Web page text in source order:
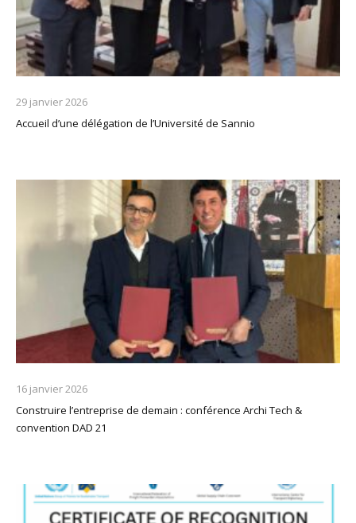
29 janvier 2026
Accueil d’une délégation de l’Université de Sannio
16 janvier 2026
Construire l’entreprise de demain : conférence Archi Tech &
convention DAD 21